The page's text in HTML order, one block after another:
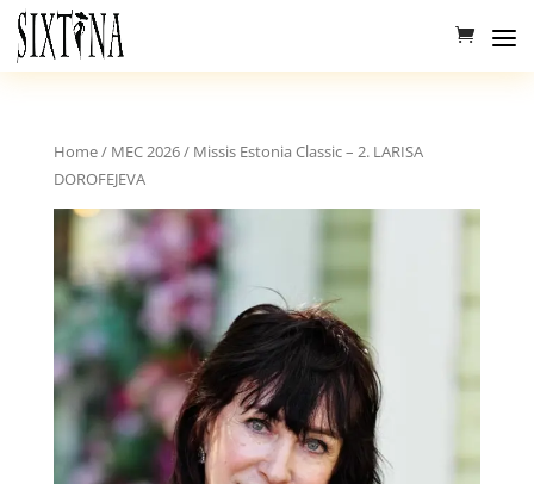
Home/ MEC 2026/ Missis Estonia Classic – 2. LARISA
DOROFEJEVA